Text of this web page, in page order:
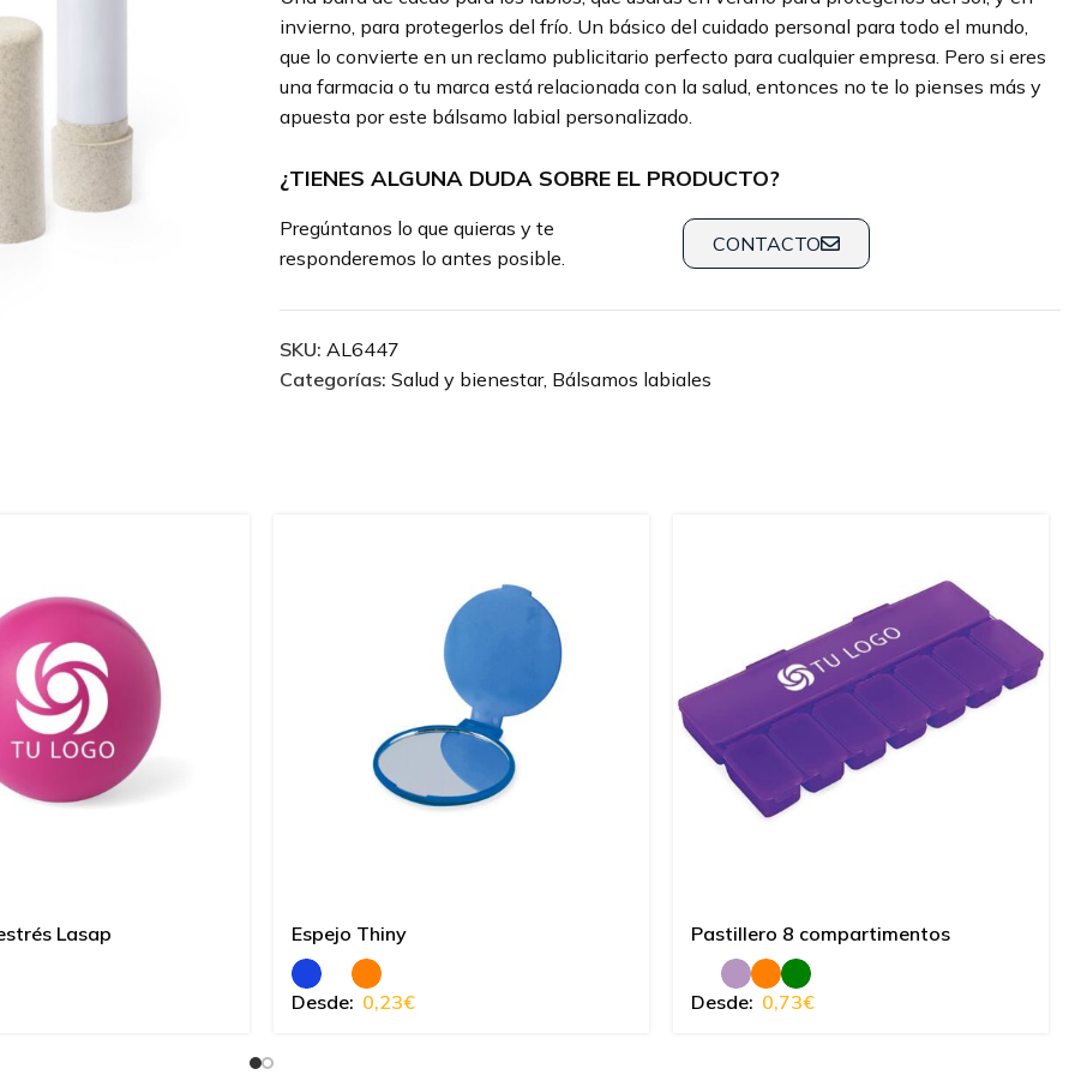
invierno, para protegerlos del frío. Un básico del cuidado personal para todo el mundo,
que lo convierte en un reclamo publicitario perfecto para cualquier empresa. Pero si eres
una farmacia o tu marca está relacionada con la salud, entonces no te lo pienses más y
apuesta por este bálsamo labial personalizado.
¿TIENES ALGUNA DUDA SOBRE EL PRODUCTO?
Pregúntanos lo que quieras y te
responderemos lo antes posible.
CONTACTO
SKU: AL6447
Categorías: Salud y bienestar, Bálsamos labiales
Lasap Espejo Thiny
Desde: 0,23€
Pastillero 8 compartimentos
Desde: 0,73€